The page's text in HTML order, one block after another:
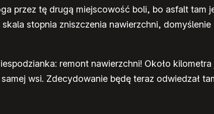
przez tę drugą miejscowość boli, bo asfalt tam
stopnia zniszczenia nawierzchni,
remont nawierzchni! Około
wsi. Zdecydowanie będę teraz odwiedzał